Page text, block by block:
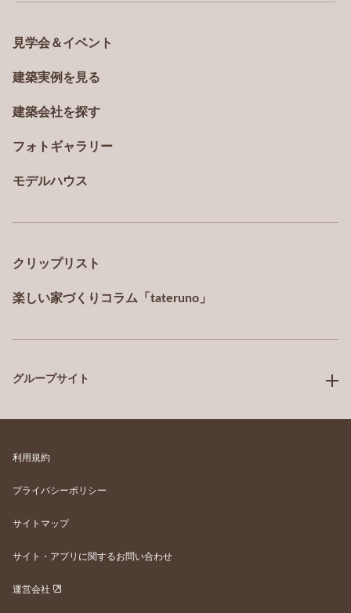
見学会＆イベント
建築実例を見る
建築会社を探す
フォトギャラリー
モデルハウス
クリップリスト
楽しい家づくりコラム「tateruno」
グループサイト
利用規約
プライバシーポリシー
サイトマップ
サイト・アプリに関するお問い合わせ
運営会社